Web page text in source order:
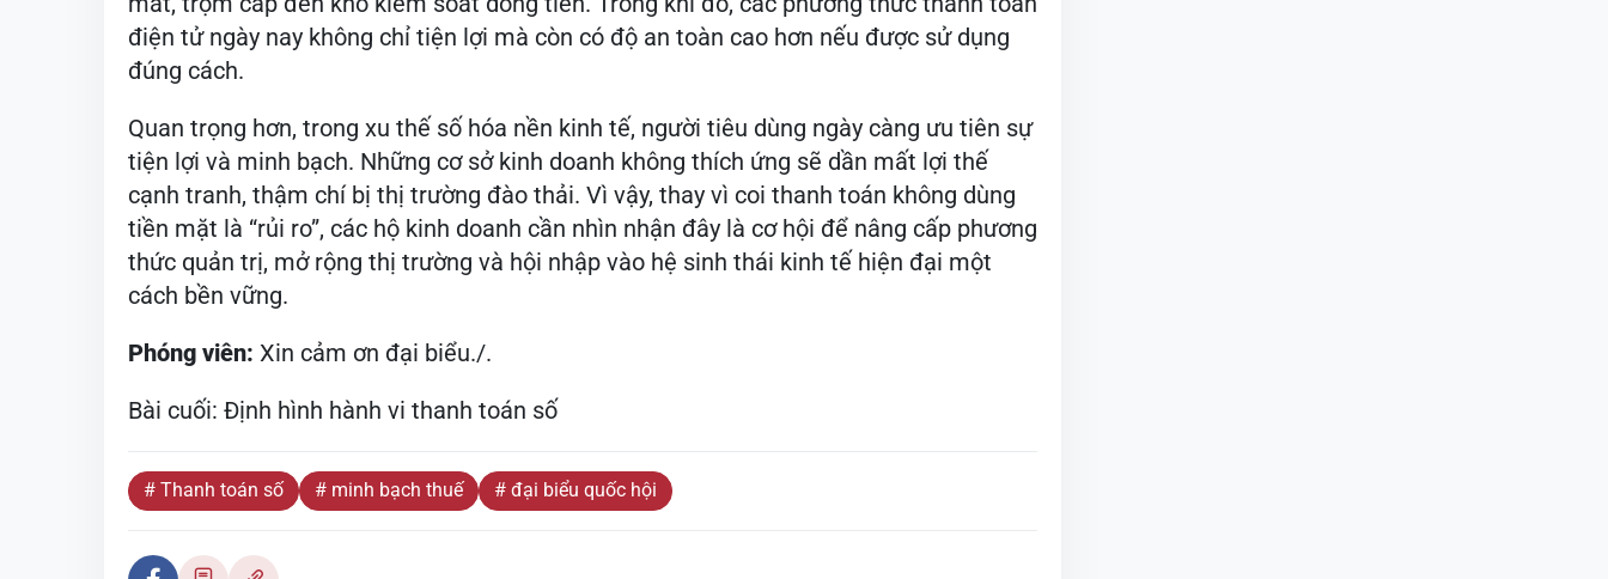
điện tử ngày nay không chỉ tiện lợi mà còn có độ an toàn cao hơn nếu được sử dụng
đúng cách.
Quan trọng hơn, trong xu thế số hóa nền kinh tế, người tiêu dùng ngày càng ưu tiên sự
tiện lợi và minh bạch. Những cơ sở kinh doanh không thích ứng sẽ dần mất lợi thế
cạnh tranh, thậm chí bị thị trường đào thải. Vì vậy, thay vì coi thanh toán không dùng
tiền mặt là “rủi ro”, các hộ kinh doanh cần nhìn nhận đây là cơ hội để nâng cấp phương
thức quản trị, mở rộng thị trường và hội nhập vào hệ sinh thái kinh tế hiện đại một
cách bền vững.
Phóng viên: Xin cảm ơn đại biểu./.
Bài cuối: Định hình hành vi thanh toán số
# Thanh toán số # minh bạch thuế # đại biểu quốc hội